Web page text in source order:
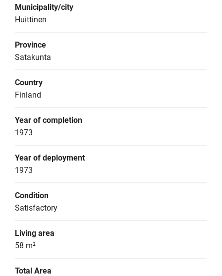
Municipality/city
Huittinen
Province
Satakunta
Country
Finland
Year of completion
1973
Year of deployment
1973
Condition
Satisfactory
Living area
58 m²
Total Area